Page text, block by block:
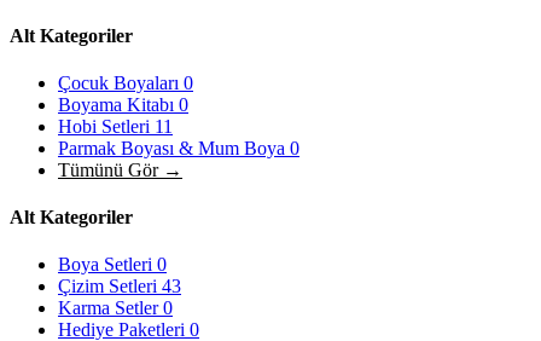
Alt Kategoriler
Çocuk Boyaları 0
Boyama Kitabı 0
Hobi Setleri 11
Parmak Boyası & Mum Boya 0
Tümünü Gör →
Alt Kategoriler
Boya Setleri 0
Çizim Setleri 43
Karma Setler0
Hediye Paketleri 0